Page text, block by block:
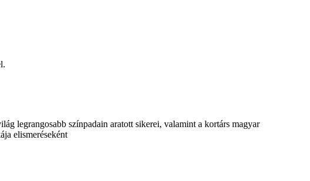
legrangosabb színpadain aratott sikerei, valamint a kortárs magyar
elismeréseként